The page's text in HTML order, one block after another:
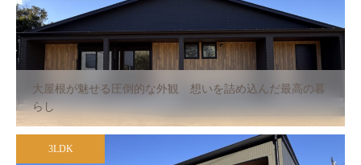
大屋根が魅せる圧倒的な外観 想いを詰め込んだ最高の暮
らし
3LDK